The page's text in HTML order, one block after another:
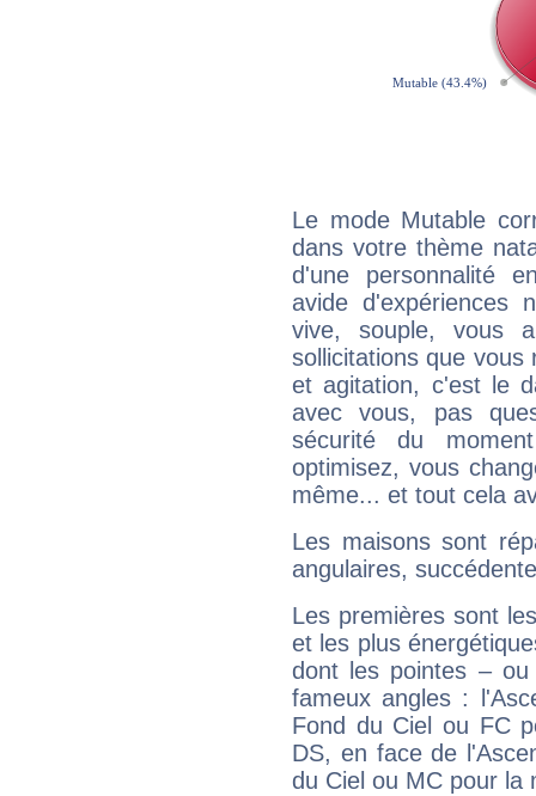
Le mode Mutable
dans votre thème
d'une personnalité
avide d'expériences
vive, souple, vous
sollicitations que vous
et agitation, c'est le
avec vous, pas
sécurité du
optimisez, vous
même... et tout cela
Les maisons sont
angulaires,
Les premières sont
et les plus
dont les pointes –
fameux angles :
Fond du Ciel ou FC
DS, en face de
du Ciel ou MC pour la